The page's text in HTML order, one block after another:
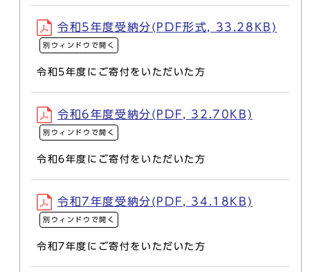
令和5年度受納分(PDF形式, 33.28KB)
別ウィンドウで開く
令和5年度にご寄付をいただいた方
令和6年度受納分(PDF, 32.70KB)
別ウィンドウで開く
令和6年度にご寄付をいただいた方
令和7年度受納分(PDF, 34.18KB)
別ウィンドウで開く
令和7年度にご寄付をいただいた方